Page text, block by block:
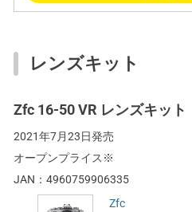
レンズキット
Zfc 16-50 VR レンズキット
2021年7月23日発売
オープンプライス※
JAN： 4960759906335
Zfc